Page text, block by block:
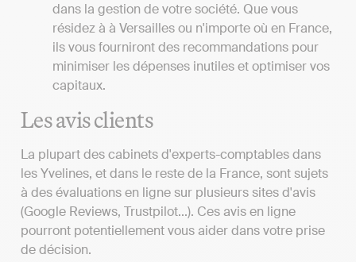
dans la gestion de votre société. Que vous
résidez à à Versailles ou n'importe où en France,
ils vous fourniront des recommandations pour
minimiser les dépenses inutiles et optimiser vos
capitaux.
Les avis clients
La plupart des cabinets d'experts-comptables dans
les Yvelines, et dans le reste de la France, sont sujets
à des évaluations en ligne sur plusieurs sites d'avis
(Google Reviews, Trustpilot...). Ces avis en ligne
pourront potentiellement vous aider dans votre prise
de décision.